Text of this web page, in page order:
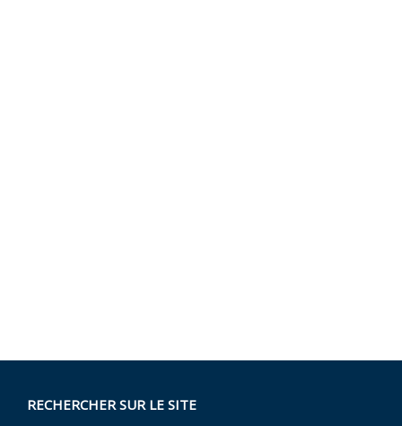
RECHERCHER SUR LE SITE